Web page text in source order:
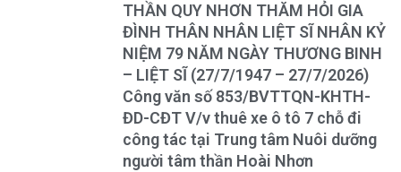
THẦN QUY NHƠN THĂM HỎI GIA
ĐÌNH THÂN NHÂN LIỆT SĨ NHÂN KỶ
NIỆM 79 NĂM NGÀY THƯƠNG BINH
– LIỆT SĨ (27/7/1947 – 27/7/2026)
Công văn số 853/BVTTQN-KHTH-
ĐD-CĐT V/v thuê xe ô tô 7 chỗ đi
công tác tại Trung tâm Nuôi dưỡng
người tâm thần Hoài Nhơn